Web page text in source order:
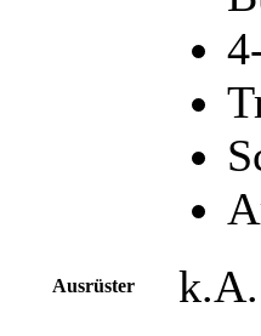
Ausrüster k.A.